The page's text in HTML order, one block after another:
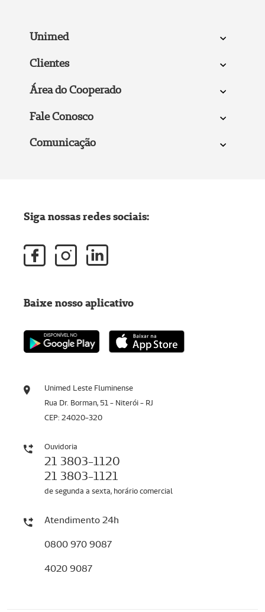
Unimed
Clientes
Área do Cooperado
Fale Conosco
Comunicação
Unimed Leste Fluminense
Rua Dr. Borman, 51 - Niterói - RJ
CEP: 24020-320
Ouvidoria
21 3803-1120
21 3803-1121
de segunda a sexta, horário comercial
Atendimento 24h
0800 970 9087
4020 9087
Siga nossas redes sociais:
Baixe nosso aplicativo